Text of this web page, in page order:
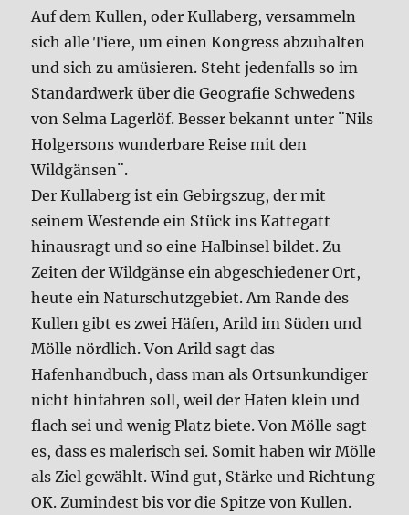
Auf dem Kullen, oder Kullaberg, versammeln
sich alle Tiere, um einen Kongress abzuhalten
und sich zu amüsieren. Steht jedenfalls so im
Standardwerk über die Geografie Schwedens
von Selma Lagerlöf. Besser bekannt unter ¨Nils
Holgersons wunderbare Reise mit den
Wildgänsen¨.
Der Kullaberg ist ein Gebirgszug, der mit
seinem Westende ein Stück ins Kattegatt
hinausragt und so eine Halbinsel bildet. Zu
Zeiten der Wildgänse ein abgeschiedener Ort,
heute ein Naturschutzgebiet. Am Rande des
Kullen gibt es zwei Häfen, Arild im Süden und
Mölle nördlich. Von Arild sagt das
Hafenhandbuch, dass man als Ortsunkundiger
nicht hinfahren soll, weil der Hafen klein und
flach sei und wenig Platz biete. Von Mölle sagt
es, dass es malerisch sei. Somit haben wir Mölle
als Ziel gewählt. Wind gut, Stärke und Richtung
OK. Zumindest bis vor die Spitze von Kullen.